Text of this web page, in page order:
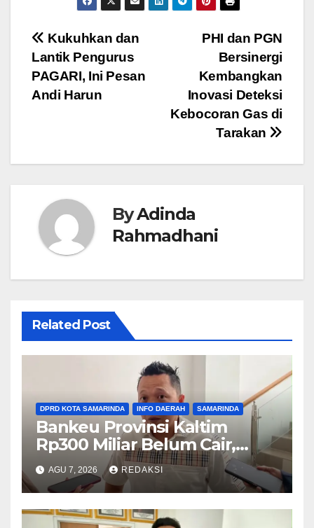
Navigasi
pos
PHI dan PGN
Bersinergi
Kembangkan
Inovasi Deteksi
Kebocoran Gas di
Tarakan
Kukuhkan dan
Lantik Pengurus
PAGARI, Ini Pesan
Andi Harun
ByAdinda
Rahmadhani
Related Post
DPRD KOTA SAMARINDA INFO DAERAH SAMARINDA
Bankeu Provinsi Kaltim
Rp300 Miliar Belum Cair,
Komisi III DPRD Samarinda
Khawatirkan Proyek Banjir
dan Jalan Terhambat
AGU 7, 2026 REDAKSI